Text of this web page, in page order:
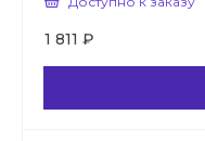
1 811 ₽